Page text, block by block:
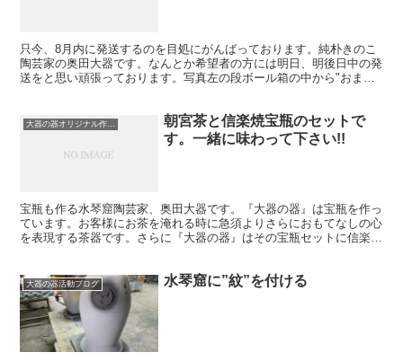
只今、8月内に発送するのを目処にがんばっております。純朴きのこ
陶芸家の奥田大器です。なんとか希望者の方には明日、明後日中の発
送をと思い頑張っております。写真左の段ボール箱の中から"おま
大器の器オリジナル作品について
朝宮茶と信楽焼宝瓶のセットで
す。一緒に味わって下さい!!
宝瓶も作る水琴窟陶芸家、奥田大器です。『大器の器』は宝瓶を作っ
ています。お客様にお茶を淹れる時に急須よりさらにおもてなしの心
を表現する茶器です。さらに『大器の器』はその宝瓶セットに信楽の
大器の器活動ブログ 水琴窟に”紋”を付ける